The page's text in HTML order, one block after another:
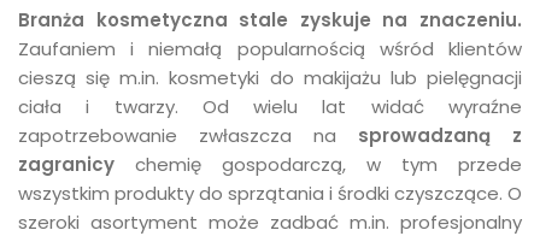
Branża kosmetyczna stale zyskuje na znaczeniu.
Zaufaniem i niemałą popularnością wśród klientów
cieszą się m.in. kosmetyki do makijażu lub pielęgnacji
ciała i twarzy. Od wielu lat widać wyraźne
zapotrzebowanie zwłaszcza na sprowadzaną z
zagranicy chemię gospodarczą, w tym przede
wszystkim produkty do sprzątania i środki czyszczące. O
szeroki asortyment może zadbać m.in. profesjonalny